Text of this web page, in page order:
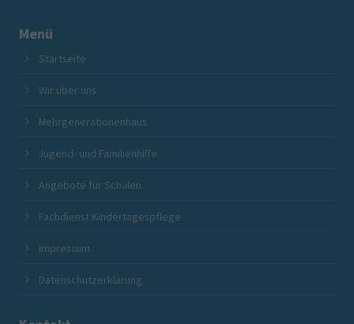
Menü
Startseite
Wir über uns
Mehrgenerationenhaus
Jugend- und Familienhilfe
Angebote für Schulen
Fachdienst Kindertagespflege
Impressum
Datenschutzerklärung